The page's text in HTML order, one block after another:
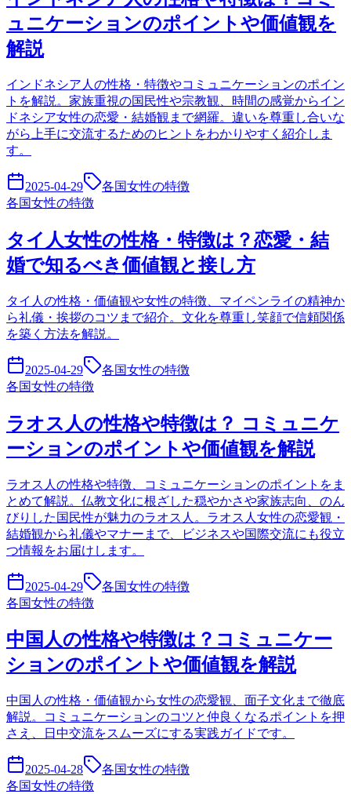
ュニケーションのポイントや価値観を
解説
インドネシア人の性格・特徴やコミュニケーションのポイン
トを解説。家族重視の国民性や宗教観、時間の感覚からイン
ドネシア女性の恋愛・結婚観まで網羅。違いを尊重し合いな
がら上手に交流するためのヒントをわかりやすく紹介しま
す。
2025-04-29
各国女性の特徴
各国女性の特徴
タイ人女性の性格・特徴は？恋愛・結
婚で知るべき価値観と接し方
タイ人の性格・価値観や女性の特徴、マイペンライの精神か
ら礼儀・挨拶のコツまで紹介。文化を尊重し笑顔で信頼関係
を築く方法を解説。
2025-04-29
各国女性の特徴
各国女性の特徴
ラオス人の性格や特徴は？ コミュニケ
ーションのポイントや価値観を解説
ラオス人の性格や特徴、コミュニケーションのポイントをま
とめて解説。仏教文化に根ざした穏やかさや家族志向、のん
びりした国民性が魅力のラオス人。ラオス人女性の恋愛観・
結婚観から礼儀やマナーまで、ビジネスや国際交流にも役立
つ情報をお届けします。
2025-04-29
各国女性の特徴
各国女性の特徴
中国人の性格や特徴は？コミュニケー
ションのポイントや価値観を解説
中国人の性格・価値観から女性の恋愛観、面子文化まで徹底
解説。コミュニケーションのコツと仲良くなるポイントを押
さえ、日中交流をスムーズにする実践ガイドです。
2025-04-28
各国女性の特徴
各国女性の特徴